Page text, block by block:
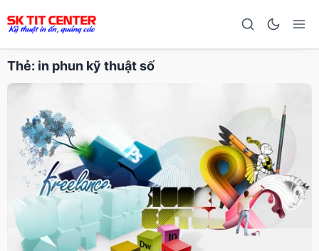
Thẻ: in phun kỹ thuật số